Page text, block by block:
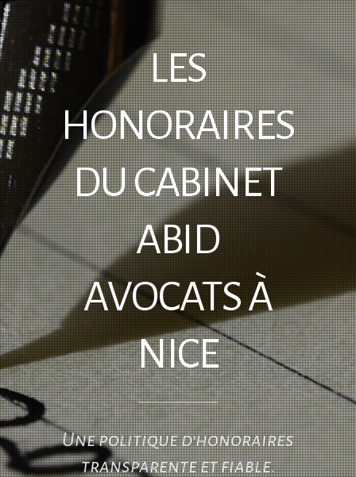
LES
HONORAIRES
DU CABINET
ABID
AVOCATS À
NICE
Une politique d’honoraires
transparente et fiable.